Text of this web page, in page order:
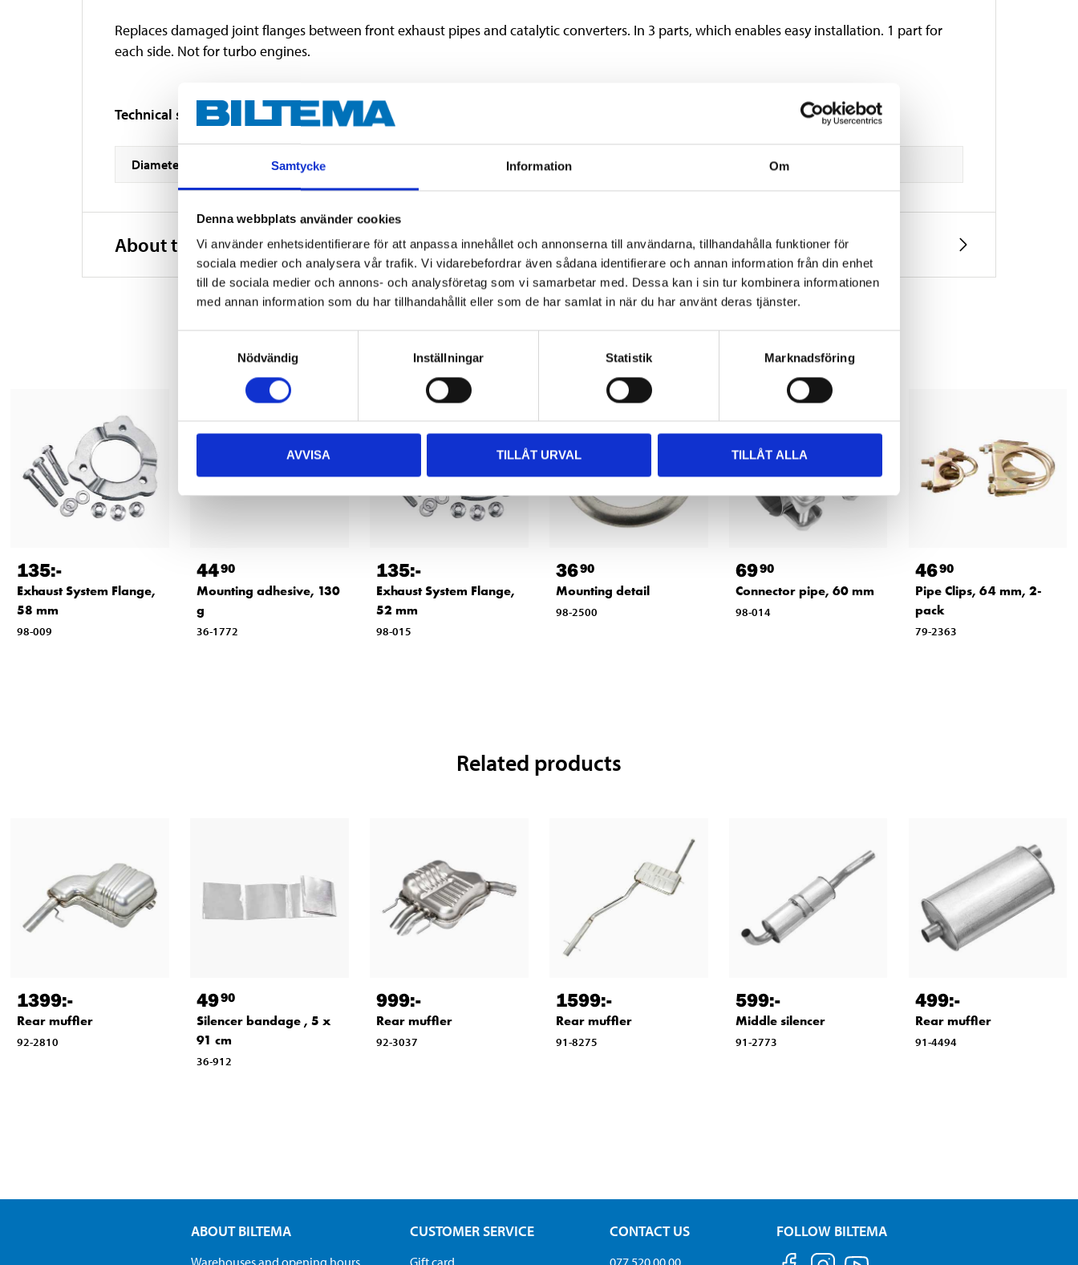
Samtycke Information Om
Denna webbplats använder cookies
Vi använder enhetsidentifierare för att anpassa innehållet och annonserna till användarna, tillhandahålla funktioner för
sociala medier och analysera vår trafik. Vi vidarebefordrar även sådana identifierare och annan information från din enhet
till de sociala medier och annons- och analysföretag som vi samarbetar med. Dessa kan i sin tur kombinera informationen
med annan information som du har tillhandahållit eller som de har samlat in när du har använt deras tjänster.
Nödvändig
Inställningar Statistik Marknadsföring
AVVISA TILLÅT URVAL TILLÅT ALLA
Replaces damaged joint flanges between front exhaust pipes and catalytic converters. In 3 parts, which enables easy installation. 1 part for
each side. Not for turbo engines.
Technical specifications
Diameter 60 mm
About the manufacturer
Other customers also bought
135:-
Exhaust System Flange,
58 mm
98-009
4490
Mounting adhesive, 130
g
36-1772
135:-
Exhaust System Flange,
52 mm
98-015
3690
Mounting detail
98-2500
6990
Connector pipe, 60 mm
98-014
4690
Pipe Clips, 64 mm, 2-
pack
79-2363
Related products
1399:-
Rear muffler
92-2810
4990
Silencer bandage , 5 x
91 cm
36-912
999:-
Rear muffler
92-3037
1599:-
Rear muffler
91-8275
599:-
Middle silencer
91-2773
499:-
Rear muffler
91-4494
ABOUT BILTEMA
Warehouses and opening hours
CUSTOMER SERVICE
Gift card
CONTACT US
077 520 00 00
FOLLOW BILTEMA